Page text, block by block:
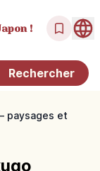
!
paysages et